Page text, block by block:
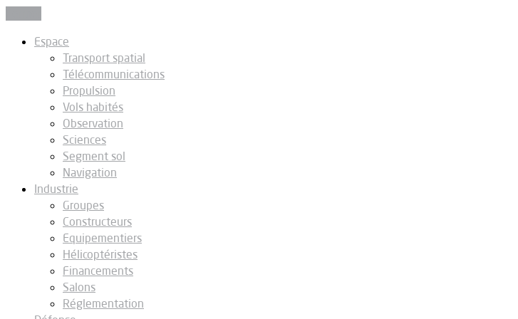
Espace
Transport spatial
Télécommunications
Propulsion
Vols habités
Observation
Sciences
Segment sol
Navigation
Industrie
Groupes
Constructeurs
Equipementiers
Hélicoptéristes
Financements
Salons
Réglementation